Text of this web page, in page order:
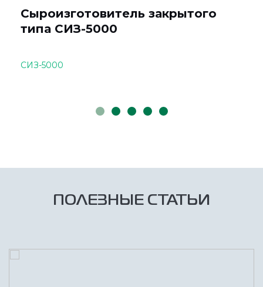
Сыроизготовитель закрытого
типа СИЗ-5000
СИЗ-5000
ПОЛЕЗНЫЕ СТАТЬИ